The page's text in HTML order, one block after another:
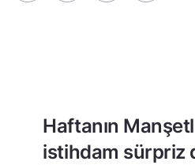
Haftanın
istihdam sürpriz